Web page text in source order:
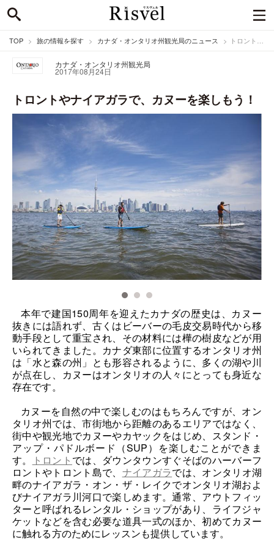
TOP 旅の情報を探す カナダ・オンタリオ州観光局のニュース トロントやナイアガラで、カヌーを楽しもう！
カナダ・オンタリオ州観光局
2017年08月24日
トロントやナイアガラで、カヌーを楽しもう！
本年で建国150周年を迎えたカナダの歴史は、カヌー
抜きには語れず、古くはビーバーの毛皮交易時代から移
動手段として重宝され、その材料には樺の樹皮などが用
いられてきました。カナダ東部に位置するオンタリオ州
は「水と森の州」とも形容されるように、多くの湖や川
が点在し、カヌーはオンタリオの人々にとっても身近な
存在です。
カヌーを自然の中で楽しむのはもちろんですが、オン
タリオ州では、市街地から距離のあるエリアではなく、
街中や観光地でカヌーやカヤックをはじめ、スタンド・
アップ・パドルボード（SUP）を楽しむことができま
す。
トロント では、ダウンタウンすぐそばのハーバーフ
ロントやトロント島で、 ナイアガラでは、オンタリオ湖
畔のナイアガラ・オン・ザ・レイクでオンタリオ湖およ
びナイアガラ川河口で楽しめます。通常、アウトフィッ
ターと呼ばれるレンタル・ショップがあり、ライフジャ
ケットなどを含む必要な道具一式のほか、初めてカヌー
に触れる方のためにレッスンも提供しています。